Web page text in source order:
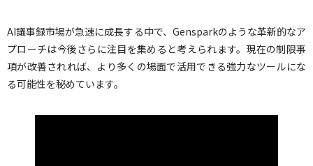
AI議事録市場が急速に成長する中で、Gensparkのような革新的なア
プローチは今後さらに注目を集めると考えられます。現在の制限事
項が改善されれば、より多くの場面で活用できる強力なツールにな
る可能性を秘めています。